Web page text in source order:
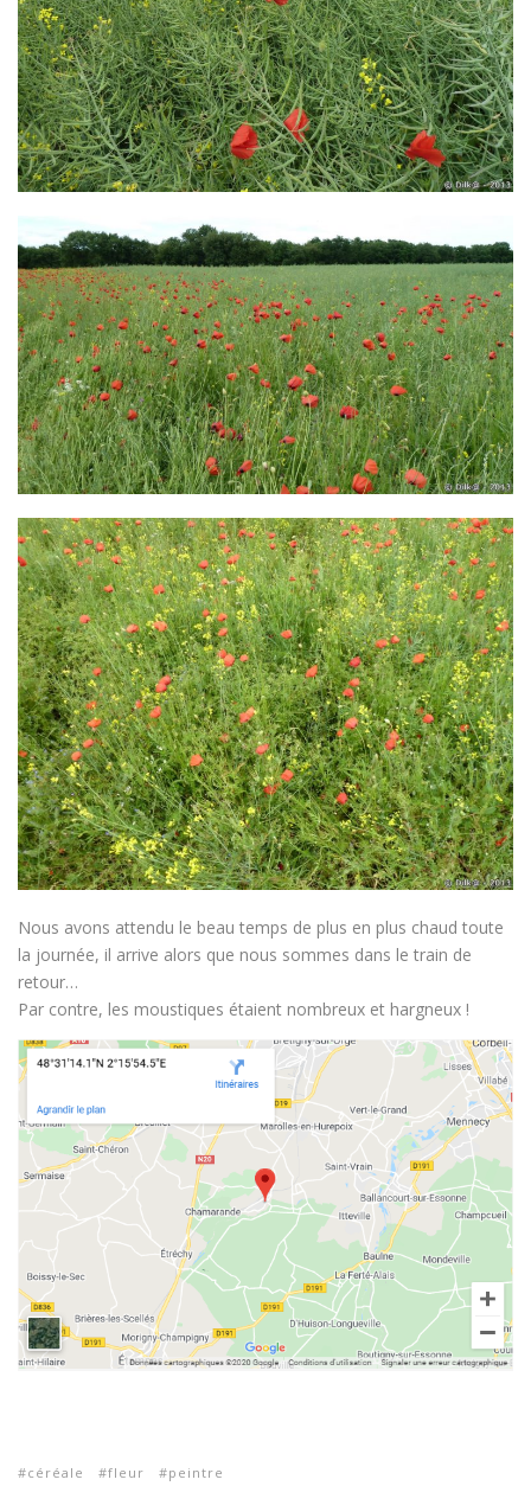
Nous avons attendu le beau temps de plus en plus chaud toute
la journée, il arrive alors que nous sommes dans le train de
retour…
Par contre, les moustiques étaient nombreux et hargneux !
céréale fleur peintre